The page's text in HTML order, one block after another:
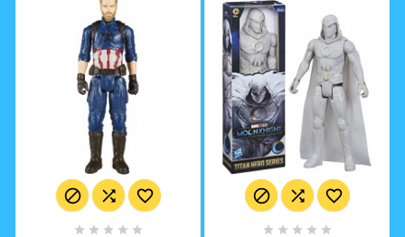
  
    
  
    